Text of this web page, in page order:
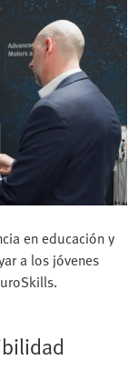
en educación y
a los jóvenes